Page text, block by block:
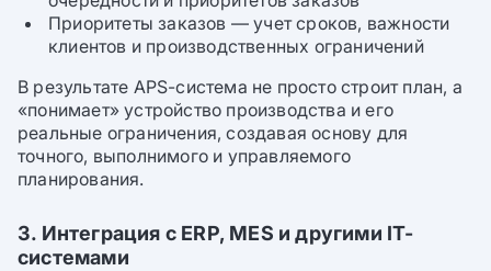
Приоритеты заказов — учет сроков, важности
клиентов и производственных ограничений
В результате APS-система не просто строит план, а
«понимает» устройство производства и его
реальные ограничения, создавая основу для
точного, выполнимого и управляемого
планирования.
3. Интеграция с ERP, MES и другими IT-
системами